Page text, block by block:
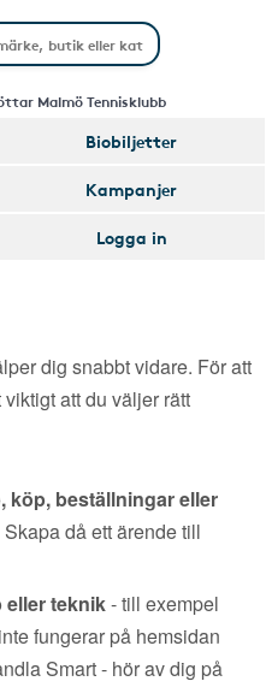
Malmö Tennisklubb
Biobiljetter
Kampanjer
Logga in
dig snabbt vidare. För att
att du väljer rätt
köp, beställningar eller
Skapa då ett ärende till
eller teknik- till exempel
fungerar på hemsidan
Smart - hör av dig på